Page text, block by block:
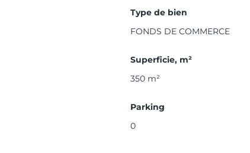
Type de bien
FONDS DE COMMERCE
Superficie, m²
350 m²
Parking
0